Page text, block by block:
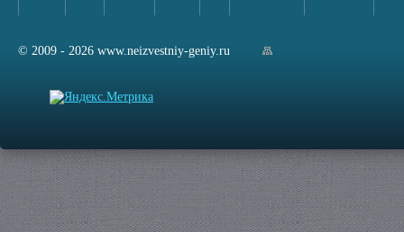
© 2009 - 2026 www.neizvestniy-geniy.ru
сайта